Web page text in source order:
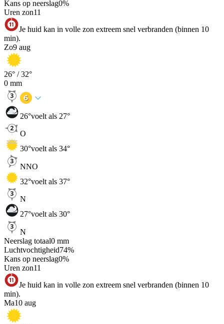
Kans op neerslag0%
Uren zon11
Je huid kan in volle zon extreem snel verbranden (binnen 10
min).
Zo9 aug
26° /32°
0 mm
26°voelt als 27°
O
30°voelt als 34°
NNO
32°voelt als 37°
N
27°voelt als 30°
N
Neerslag totaal0 mm
Luchtvochtigheid74%
Kans op neerslag0%
Uren zon11
Je huid kan in volle zon extreem snel verbranden (binnen 10
min).
Ma10 aug